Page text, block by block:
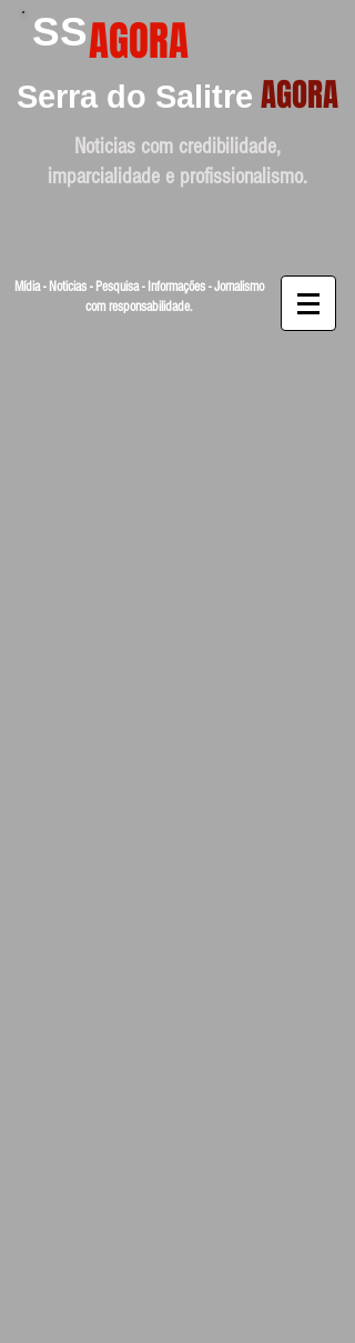
SSAGORA
Serra do Salitre AGORA
Noticias com credibilidade,
imparcialidade e profissionalismo.
Mídia - Noticias - Pesquisa - Informações - Jornalismo
com responsabilidade.